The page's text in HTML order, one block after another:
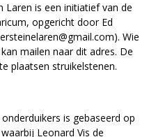
Laren is een initiatief van de
opgericht door Ed
Wie
mailen naar dit adres. De
plaatsen struikelstenen.
is gebaseerd op
Leonard Vis de